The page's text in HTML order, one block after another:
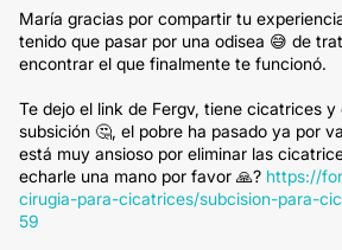
María gracias por compartir tu
tenido que pasar por una odisea 😅 de
encontrar el que finalmente te funcionó.
Te dejo el link de Fergv, tiene cicatrices y
subsición 🤔, el pobre ha pasado ya por
está muy ansioso por eliminar las
echarle una mano por favor 🙏? https://
cirugia-para-cicatrices/subcision-para-
59